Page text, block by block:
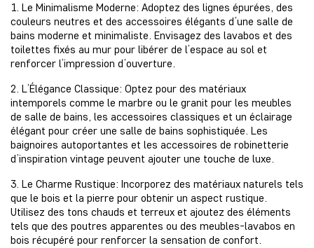
1. Le Minimalisme Moderne: Adoptez des lignes épurées, des
couleurs neutres et des accessoires élégants d’une salle de
bains moderne et minimaliste. Envisagez des lavabos et des
toilettes fixés au mur pour libérer de l’espace au sol et
renforcer l’impression d’ouverture.
2. L’Élégance Classique: Optez pour des matériaux
intemporels comme le marbre ou le granit pour les meubles
de salle de bains, les accessoires classiques et un éclairage
élégant pour créer une salle de bains sophistiquée. Les
baignoires autoportantes et les accessoires de robinetterie
d’inspiration vintage peuvent ajouter une touche de luxe.
3. Le Charme Rustique: Incorporez des matériaux naturels tels
que le bois et la pierre pour obtenir un aspect rustique.
Utilisez des tons chauds et terreux et ajoutez des éléments
tels que des poutres apparentes ou des meubles-lavabos en
bois récupéré pour renforcer la sensation de confort.